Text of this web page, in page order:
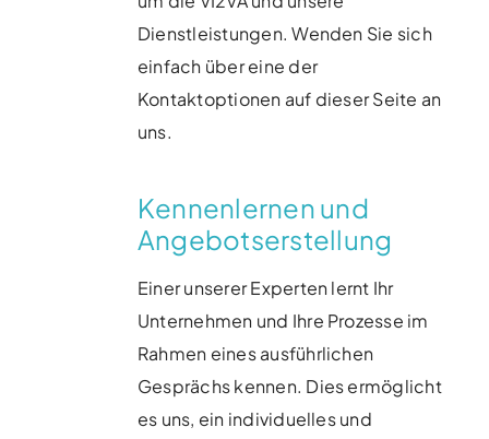
Dienstleistungen. Wenden Sie sich
einfach über eine der
Kontaktoptionen auf dieser Seite an
uns.
Kennenlernen und
Angebotserstellung
Einer unserer Experten lernt Ihr
Unternehmen und Ihre Prozesse im
Rahmen eines ausführlichen
Gesprächs kennen. Dies ermöglicht
es uns, ein individuelles und